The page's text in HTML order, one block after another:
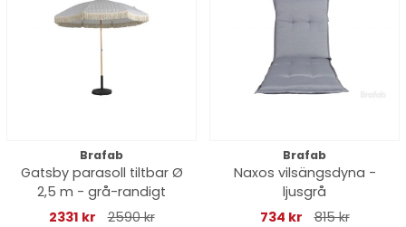
Brafab
Gatsby parasoll tiltbar Ø
2,5 m - grå-randigt
2331 kr
2590 kr
Brafab
Naxos vilsängsdyna -
ljusgrå
734 kr
815 kr